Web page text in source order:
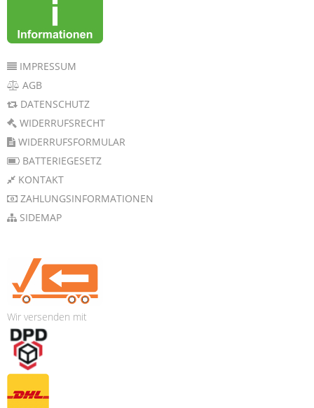
IMPRESSUM
AGB
DATENSCHUTZ
WIDERRUFSRECHT
WIDERRUFSFORMULAR
BATTERIEGESETZ
KONTAKT
ZAHLUNGSINFORMATIONEN
SIDEMAP
Wir versenden mit